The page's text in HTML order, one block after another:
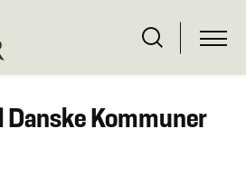
Kommuner